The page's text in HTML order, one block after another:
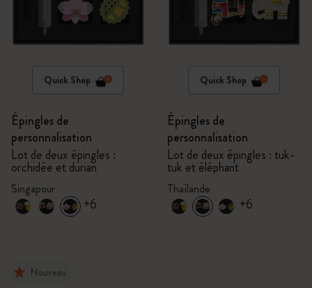
Quick Shop
Épingles de
personnalisation
Lot de deux épingles :
orchidée et durian
Singapour
+6
Quick Shop
Épingles de
personnalisation
Lot de deux épingles : tuk-
tuk et éléphant
Thaïlande
+6
Nouveau